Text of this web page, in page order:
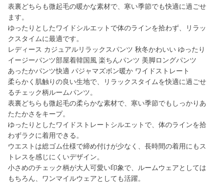
表裏どちらも微起毛の暖かな素材で、寒い季節でも快適に過ごせ
ます。
ゆったりとしたワイドシルエットで体のラインを拾わず、リラッ
クスタイムに最適です。
レディース カジュアルリラックスパンツ 秋冬かわいい ゆったり
イージーパンツ部屋着韓国風 楽ちんパンツ 美脚ロングパンツ
あったかパンツ快適 パジャマズボン暖か ワイドストレート
柔らかく肌触りの良い生地で、リラックスタイムを快適に過ごせ
るチェック柄ルームパンツ。
表裏どちらも微起毛の柔らかな素材で、寒い季節でもしっかりあ
たたかさをキープ。
ゆったりとしたワイドストレートシルエットで、体のラインを拾
わずラクに着用できる。
ウエストは総ゴム仕様で締め付けが少なく、長時間の着用にもス
トレスを感じにくいデザイン。
小さめのチェック柄が大人可愛い印象で、ルームウェアとしては
もちろん、ワンマイルウェアとしても活躍。